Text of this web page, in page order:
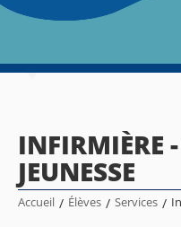
INFIRMIÈRE
JEUNESSE
Accueil / Élèves / Services /